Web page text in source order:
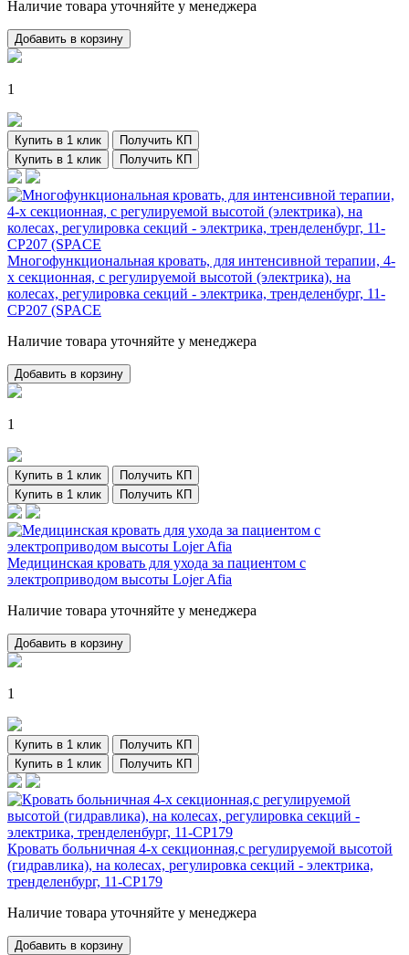
Наличие товара уточняйте у менеджера
Добавить в корзину
1
Купить в 1 клик
Получить КП
Купить в 1 клик
Получить КП
Многофункциональная кровать, для интенсивной терапии, 4-
х секционная, с регулируемой высотой (электрика), на
колесах, регулировка секций - электрика, тренделенбург, 11-
CP207 (SPACE
Наличие товара уточняйте у менеджера
Добавить в корзину
1
Купить в 1 клик
Получить КП
Купить в 1 клик
Получить КП
Медицинская кровать для ухода за пациентом с
электроприводом высоты Lojer Afia
Наличие товара уточняйте у менеджера
Добавить в корзину
1
Купить в 1 клик
Получить КП
Купить в 1 клик
Получить КП
Кровать больничная 4-х секционная,с регулируемой высотой
(гидравлика), на колесах, регулировка секций - электрика,
тренделенбург, 11-CP179
Наличие товара уточняйте у менеджера
Добавить в корзину